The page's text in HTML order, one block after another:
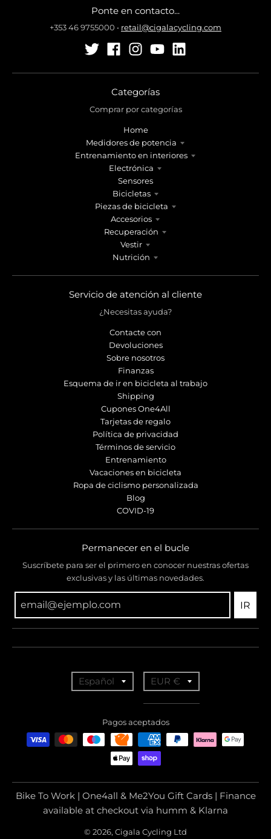
Ponte en contacto...
+353 46 9755000 • retail@cigalacycling.com
Categorías
Comprar por categorías
Home
Medidores de potencia
Entrenamiento en interiores
Electrónica
Sensores
Bicicletas
Piezas de bicicleta
Accesorios
Recuperación
Vestir
Nutrición
Servicio de atención al cliente
¿Necesitas ayuda?
Contacte con
Devoluciones
Sobre nosotros
Finanzas
Esquema de ir en bicicleta al trabajo
Shipping
Cupones One4All
Tarjetas de regalo
Política de privacidad
Términos de servicio
Entrenamiento
Vacaciones en bicicleta
Ropa de ciclismo personalizada
Blog
COVID-19
Permanecer en el bucle
Suscríbete para ser el primero en conocer nuestras ofertas
exclusivas y las últimas novedades.
IR
n
a
t
Español
a
n
s
l
a
t
i
EUR €
Pagos aceptados
Bike To Work | One4all & Me2You Gift Cards | Finance
available at checkout via humm & Klarna
© 2026, Cigala Cycling Ltd